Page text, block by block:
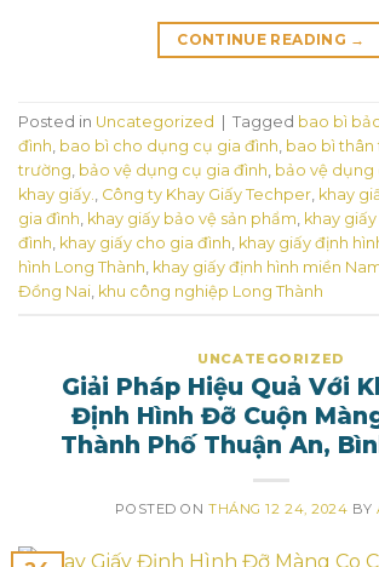
CONTINUE READING →
Posted in Uncategorized Tagged bao bì
đình, bao bì cho dụng cụ gia đình, bao bì thân
trường, bảo vệ dụng cụ gia đình, bảo vệ dụng
khay giấy., Công ty Khay Giấy Techper, khay
gia đình, khay giấy bảo vệ sản phẩm, khay
đình, khay giấy cho gia đình, khay giấy định
hình Long Thành, khay giấy định hình miền
Đồng Nai, khu công nghiệp Long Thành
UNCATEGORIZED
Giải Pháp Hiệu Quả Với
Định Hình Đỡ Cuộn
Thành Phố Thuận An,
POSTED ON THÁNG 12 24, 2024 BY